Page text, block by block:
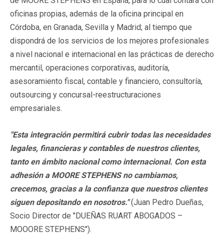
oficinas propias, además de la oficina principal en
Córdoba, en Granada, Sevilla y Madrid; al tiempo que
dispondrá de los servicios de los mejores profesionales
a nivel nacional e internacional en las prácticas de derecho
mercantil, operaciones corporativas, auditoría,
asesoramiento fiscal, contable y financiero, consultoría,
outsourcing y concursal-reestructuraciones
empresariales.
"Esta integración permitirá cubrir todas las necesidades
legales, financieras y contables de nuestros clientes,
tanto en ámbito nacional como internacional. Con esta
adhesión a MOORE STEPHENS no cambiamos,
crecemos, gracias a la confianza que nuestros clientes
siguen depositando en nosotros."(Juan Pedro Dueñas,
Socio Director de "DUEÑAS RUART ABOGADOS –
MOOORE STEPHENS").